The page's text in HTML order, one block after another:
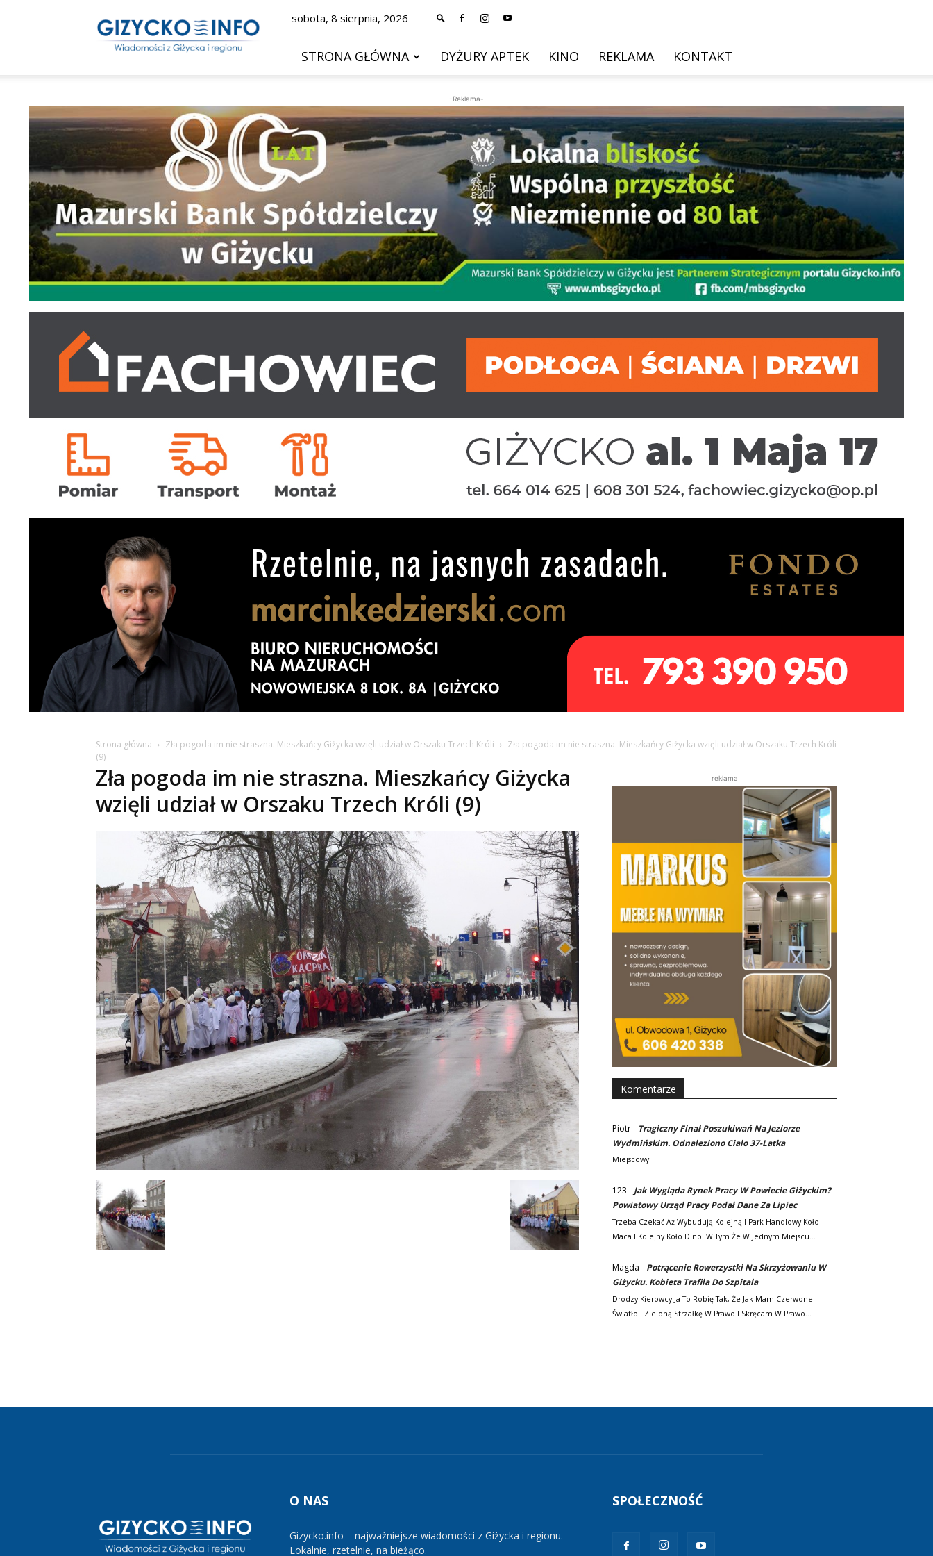
–
wiadomości
sobota, 8 sierpnia, 2026
STRONA GŁÓWNA DYŻURY APTEK KINO REKLAMA KONTAKT
-Reklama-
Strona główna Zła pogoda im nie straszna. Mieszkańcy Giżycka wzięli udział w Orszaku Trzech Króli
Zła pogoda im nie straszna. Mieszkańcy Giżycka wzięli udział w Orszaku Trzech Króli
(9)
Zła pogoda im nie straszna. Mieszkańcy Giżycka
wzięli udział w Orszaku Trzech Króli (9)
reklama
Komentarze
Piotr- Tragiczny Finał Poszukiwań Na Jeziorze
Wydmińskim. Odnaleziono Ciało 37-Latka
Miejscowy
123 - Jak Wygląda Rynek Pracy W Powiecie Giżyckim?
Powiatowy Urząd Pracy Podał Dane Za Lipiec
Trzeba Czekać Aż Wybudują Kolejną I Park Handlowy Koło
Maca I Kolejny Koło Dino. W Tym Że W Jednym Miejscu…
Magda - Potrącenie Rowerzystki Na Skrzyżowaniu W
Giżycku. Kobieta Trafiła Do Szpitala
Drodzy Kierowcy Ja To Robię Tak, Że Jak Mam Czerwone
Światło I Zieloną Strzałkę W Prawo I Skręcam W Prawo…
O NAS
Gizycko.info – najważniejsze wiadomości z Giżycka i regionu.
Lokalnie, rzetelnie, na bieżąco.
SPOŁECZNOŚĆ